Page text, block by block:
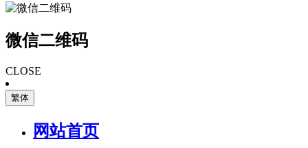
微信二维码
CLOSE
繁体
网站首页